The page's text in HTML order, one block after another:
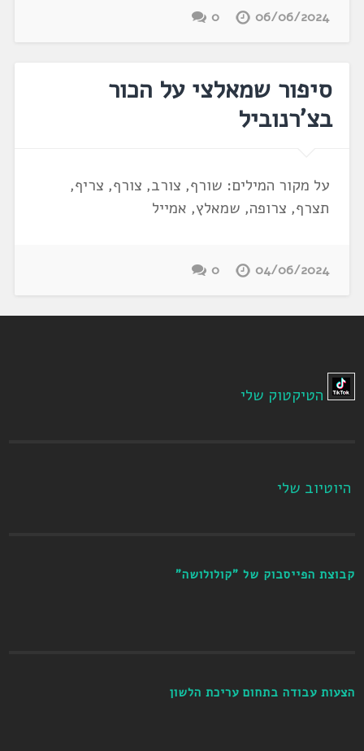
06/06/2024
0
סיפור שמאלצי על הכור
בצ'רנוביל
על מקור המילים: שורף, צורב, צורף, צריף,
תצרף, צרופה, שמאלץ, אמייל
04/06/2024
0
הטיקטוק שלי
היוטיוב שלי
קבוצת הפייסבוק של "קולולושה"
הצעות עבודה בתחום עריכת הלשון